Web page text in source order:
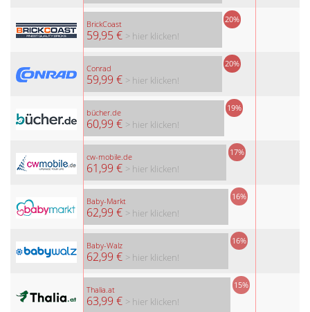
BrickCoast
59,95 €
20%
> hier klicken!
Conrad
59,99 €
20%
> hier klicken!
bücher.de
60,99 €
19%
> hier klicken!
cw-mobile.de
61,99 €
17%
> hier klicken!
Baby-Markt
62,99 €
16%
> hier klicken!
Baby-Walz
62,99 €
16%
> hier klicken!
Thalia.at
63,99 €
15%
> hier klicken!